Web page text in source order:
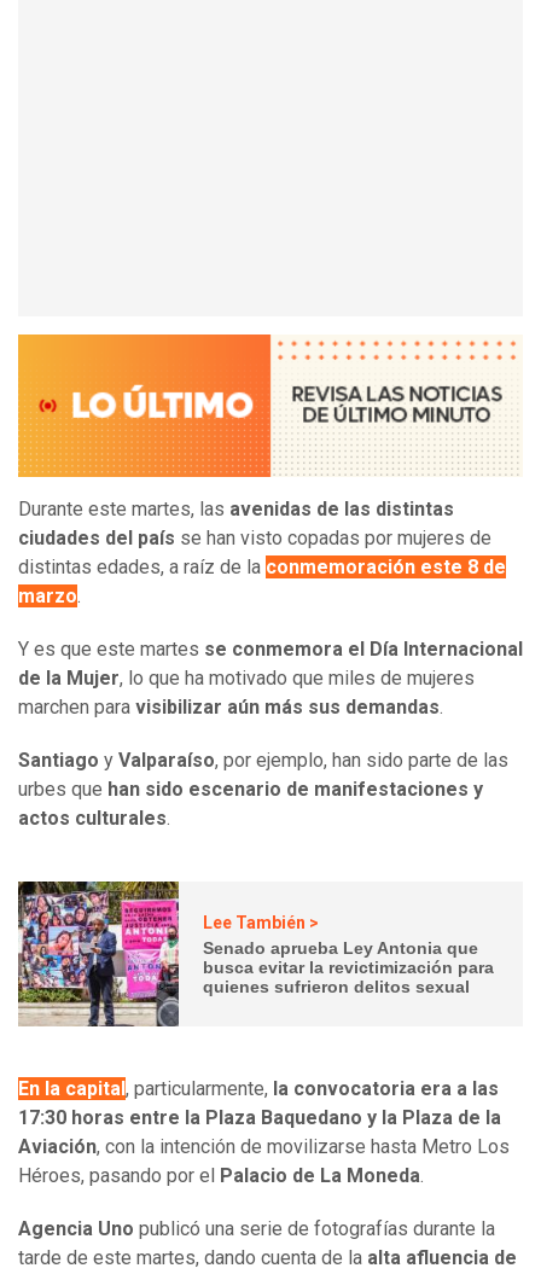
Durante este martes, las avenidas de las distintas
ciudades del país se han visto copadas por mujeres de
distintas edades, a raíz de la conmemoración este 8 de
marzo.
Y es que este martes se conmemora el Día Internacional
de la Mujer, lo que ha motivado que miles de mujeres
marchen para visibilizar aún más sus demandas.
Santiago y Valparaíso, por ejemplo, han sido parte de las
urbes que han sido escenario de manifestaciones y
actos culturales.
Lee También >
Senado aprueba Ley Antonia que
busca evitar la revictimización para
quienes sufrieron delitos sexual
En la capital , particularmente, la convocatoria era a las
17:30 horas entre la Plaza Baquedano y la Plaza de la
Aviación, con la intención de movilizarse hasta Metro Los
Héroes, pasando por el
Palacio de La Moneda.
Agencia Uno publicó una serie de fotografías durante la
tarde de este martes, dando cuenta de la alta afluencia de